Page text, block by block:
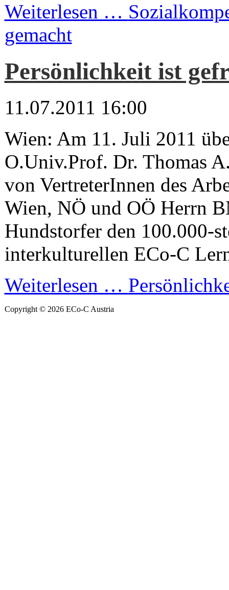
Weiterlesen …
gemacht
Persönlichkeit ist
11.07.2011 16:00
Wien: Am 11. Juli 2011
O.Univ.Prof. Dr. Thomas
von VertreterInnen des
Wien, NÖ und OÖ Herrn
Hundstorfer den 100.000-
interkulturellen ECo-C
Weiterlesen …
Copyright © 2026 ECo-C Austria